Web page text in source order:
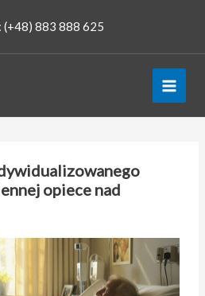
(+48) 883 888 625
opiece nad